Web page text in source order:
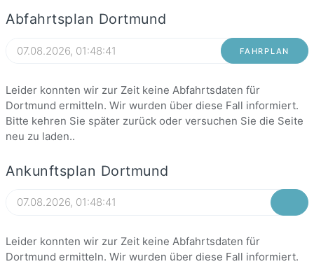
Abfahrtsplan Dortmund
FAHRPLAN
Leider konnten wir zur Zeit keine Abfahrtsdaten für
Dortmund ermitteln. Wir wurden über diese Fall informiert.
Bitte kehren Sie später zurück oder versuchen Sie die Seite
neu zu laden..
Ankunftsplan Dortmund
Leider konnten wir zur Zeit keine Abfahrtsdaten für
Dortmund ermitteln. Wir wurden über diese Fall informiert.